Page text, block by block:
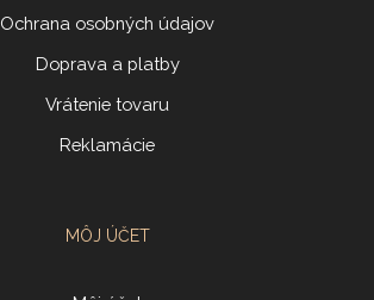
Ochrana osobných údajov
Doprava a platby
Vrátenie tovaru
Reklamácie
MÔJ ÚČET